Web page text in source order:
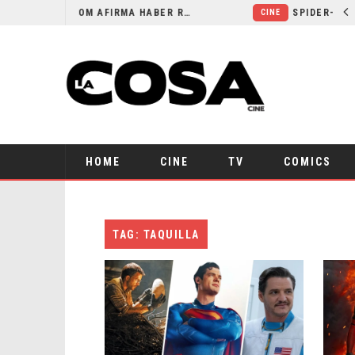
ORLANDO BLOOM AFIRMA HABER RECHAZADO SER BATMAN
HOME CINE TV COMICS
TAG: TAQUILLA